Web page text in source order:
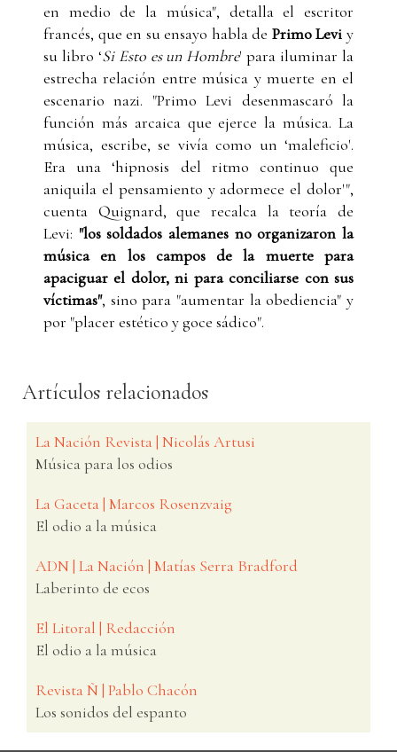
en medio de la música", detalla el escritor
francés, que en su ensayo habla de Primo Levi y
su libro ‘Si Esto es un Hombre' para iluminar la
estrecha relación entre música y muerte en el
escenario nazi. "Primo Levi desenmascaró la
función más arcaica que ejerce la música. La
música, escribe, se vivía como un ‘maleficio'.
Era una ‘hipnosis del ritmo continuo que
aniquila el pensamiento y adormece el dolor'",
cuenta Quignard, que recalca la teoría de
Levi: "los soldados alemanes no organizaron la
música en los campos de la muerte para
apaciguar el dolor, ni para conciliarse con sus
víctimas", sino para "aumentar la obediencia" y
por "placer estético y goce sádico".
Artículos relacionados
La Nación Revista | Nicolás Artusi
Música para los odios
La Gaceta | Marcos Rosenzvaig
El odio a la música
ADN | La Nación | Matías Serra Bradford
Laberinto de ecos
El Litoral | Redacción
El odio a la música
Revista Ñ | Pablo Chacón
Los sonidos del espanto